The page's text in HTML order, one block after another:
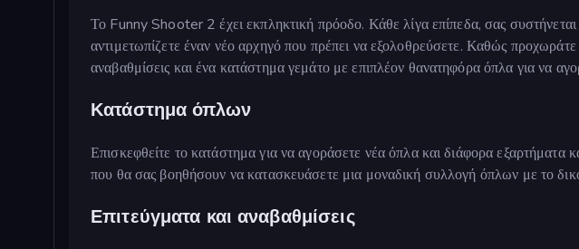
Το Funny Shooter 2 έχει εκπληκτική πρόοδο. Κάθε λίγα επίπεδα, σας
αντιμετωπίζετε έναν νέο αρχηγό που πρέπει να εξολοθρεύσετε. Καθώς προχωράτε
αναβαθμίσεις και ένα κατάστημα γεμάτο με επιπλέον θανατηφόρα όπλα για να
Κατάστημα όπλων
Επισκεφθείτε το κατάστημα για να αγοράσετε νέα όπλα και διάφορα εξαρτήματα
που θα σας βοηθήσουν να κατασκευάσετε μια μοναδική συλλογή όπλων με το
Επιτεύγματα και αναβαθμίσεις